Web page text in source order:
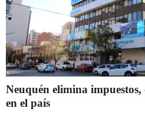
Neuquén elimina
en el país